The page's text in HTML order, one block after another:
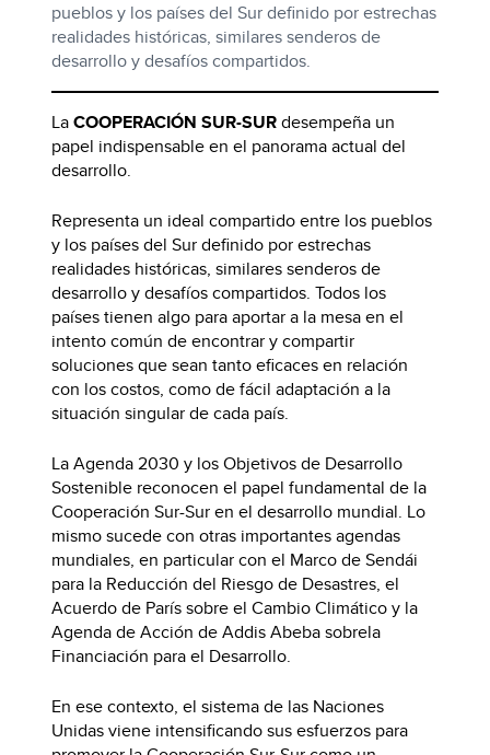
pueblos y los países del Sur definido por estrechas
realidades históricas, similares senderos de
desarrollo y desafíos compartidos.
LaCOOPERACIÓN SUR-SURdesempeña un
papel indispensable en el panorama actual del
desarrollo.
Representa un ideal compartido entre los pueblos
y los países del Sur definido por estrechas
realidades históricas, similares senderos de
desarrollo y desafíos compartidos. Todos los
países tienen algo para aportar a la mesa en el
intento común de encontrar y compartir
soluciones que sean tanto eficaces en relación
con los costos, como de fácil adaptación a la
situación singular de cada país.
La Agenda 2030 y los Objetivos de Desarrollo
Sostenible reconocen el papel fundamental de la
Cooperación Sur-Sur en el desarrollo mundial. Lo
mismo sucede con otras importantes agendas
mundiales, en particular con el Marco de Sendái
para la Reducción del Riesgo de Desastres, el
Acuerdo de París sobre el Cambio Climático y la
Agenda de Acción de Addis Abeba sobrela
Financiación para el Desarrollo.
En ese contexto, el sistema de las Naciones
Unidas viene intensificando sus esfuerzos para